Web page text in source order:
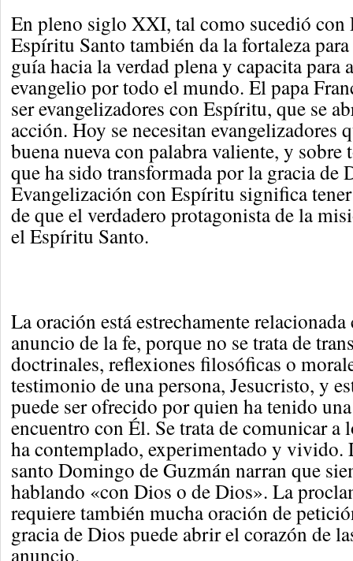
En pleno siglo XXI, tal como sucedió con
Espíritu Santo también da la fortaleza
guía hacia la verdad plena y capacita para
evangelio por todo el mundo. El papa
ser evangelizadores con Espíritu, que se
acción. Hoy se necesitan evangelizadores
buena nueva con palabra valiente, y
que ha sido transformada por la gracia de
Evangelización con Espíritu significa
de que el verdadero protagonista de la
el Espíritu Santo.
La oración está estrechamente
anuncio de la fe, porque no se trata de
doctrinales, reflexiones filosóficas o
testimonio de una persona, Jesucristo, y
puede ser ofrecido por quien ha tenido
encuentro con Él. Se trata de comunicar a
ha contemplado, experimentado y vivido.
santo Domingo de Guzmán narran que
hablando «con Dios o de Dios». La
requiere también mucha oración de
gracia de Dios puede abrir el corazón de
anuncio.